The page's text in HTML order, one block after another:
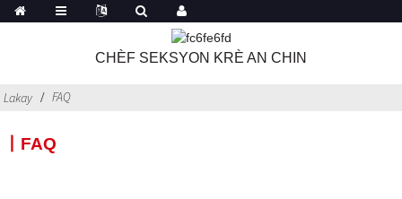
CHÈF SEKSYON KRÈ AN CHIN
Lakay FAQ
丨FAQ